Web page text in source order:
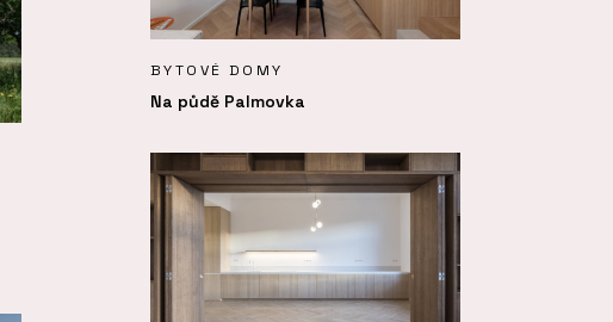
BYTOVÉ DOMY
Na půdě Palmovka